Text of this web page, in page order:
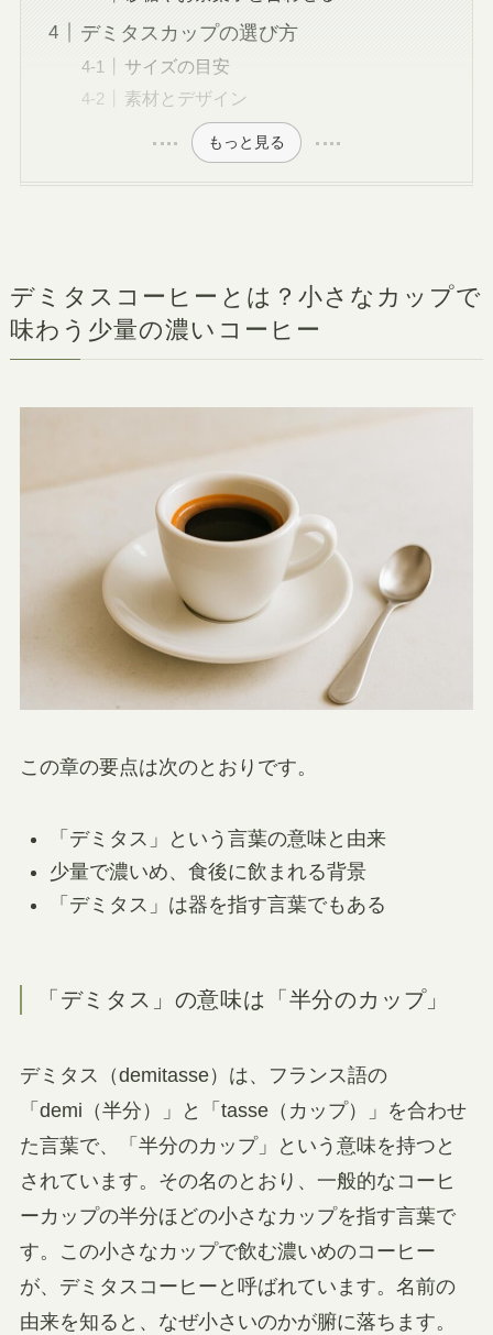
デミタスカップの選び方
サイズの目安
素材とデザイン
もっと見る
デミタスコーヒーとは？小さなカップで
味わう少量の濃いコーヒー
この章の要点は次のとおりです。
「デミタス」という言葉の意味と由来
少量で濃いめ、食後に飲まれる背景
「デミタス」は器を指す言葉でもある
「デミタス」の意味は「半分のカップ」
デミタス（demitasse）は、フランス語の
「demi（半分）」と「tasse（カップ）」を合わせ
た言葉で、「半分のカップ」という意味を持つと
されています。その名のとおり、一般的なコーヒ
ーカップの半分ほどの小さなカップを指す言葉で
す。この小さなカップで飲む濃いめのコーヒー
が、デミタスコーヒーと呼ばれています。名前の
由来を知ると、なぜ小さいのかが腑に落ちます。